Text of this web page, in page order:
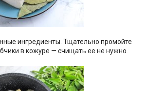
ингредиенты. Тщательно промойте
в кожуре — счищать ее не нужно.